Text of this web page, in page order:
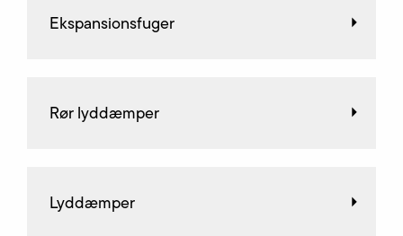
Ekspansionsfuger
Rør lyddæmper
Lyddæmper